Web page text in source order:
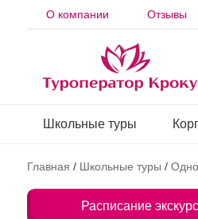
О компании Отзывы
Школьные туры
Главная / Школьные туры /
Расписание